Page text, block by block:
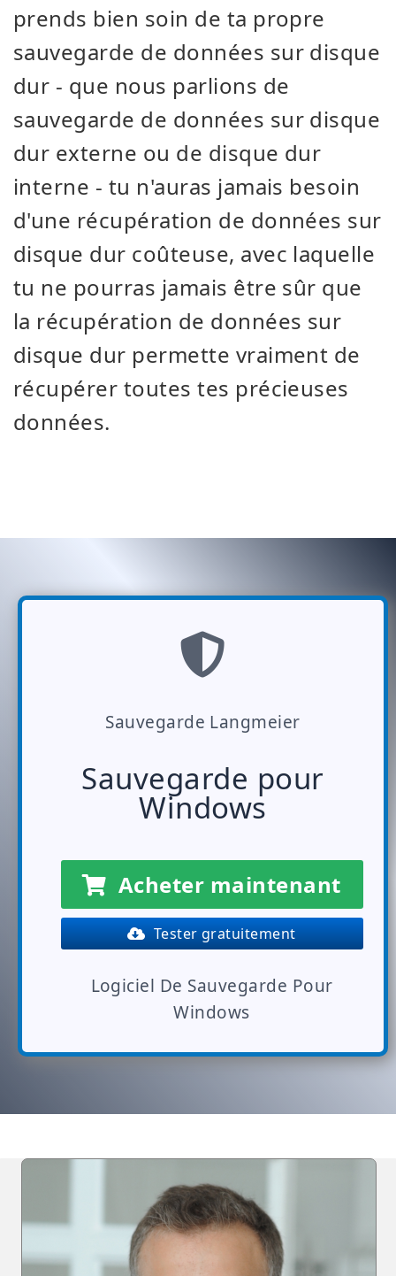
prends bien soin de ta propre
sauvegarde de données sur disque
dur - que nous parlions de
sauvegarde de données sur disque
dur externe ou de disque dur
interne - tu n'auras jamais besoin
d'une récupération de données sur
disque dur coûteuse, avec laquelle
tu ne pourras jamais être sûr que
la récupération de données sur
disque dur permette vraiment de
récupérer toutes tes précieuses
données.
Sauvegarde Langmeier
Sauvegarde pour
Windows
Acheter maintenant
Tester gratuitement
Logiciel De Sauvegarde Pour
Windows